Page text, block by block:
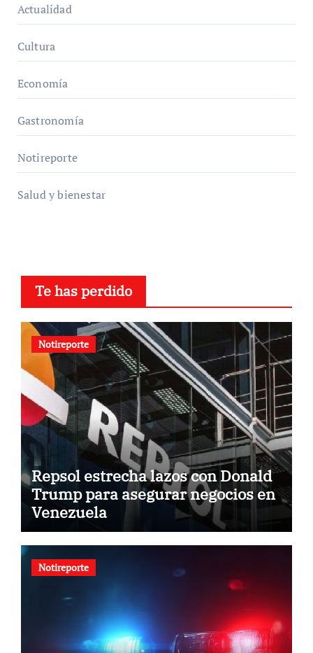
Actualidad
Cultura
Economía
Gastronomía
Notireporte
Salud y bienestar
Te has perdido
Notireporte
Repsol estrecha lazos con Donald
Trump para asegurar negocios en
Venezuela
Notireporte